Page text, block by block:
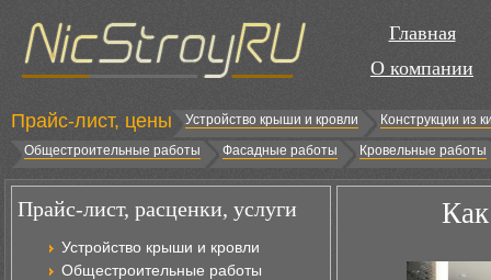
Главная
О компании
Прайс-лист, цены Устройство крыши и кровли
Конструкции из
Общестроительные работы
Фасадные работы Кровельные работы
Прайс-лист, расценки, услуги
Устройство крыши и кровли
Общестроительные работы